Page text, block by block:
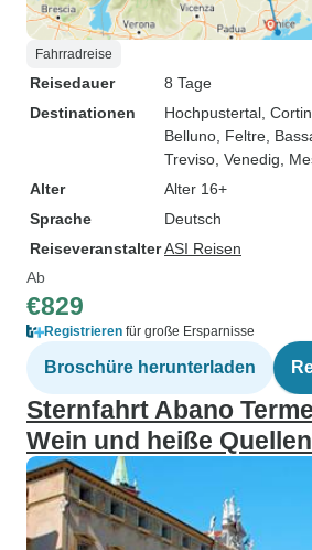
Fahrradreise
Reisedauer
8 Tage
Destinationen
Hochpustertal ,
Belluno , Feltre ,
Treviso , Venedig ,
Alter
Alter 16+
Sprache
Deutsch
ReiseveranstalterASI Reisen
Ab
€829
Registrieren für große Ersparnisse
Broschüre herunterladen
Sternfahrt Abano
Wein und heiße